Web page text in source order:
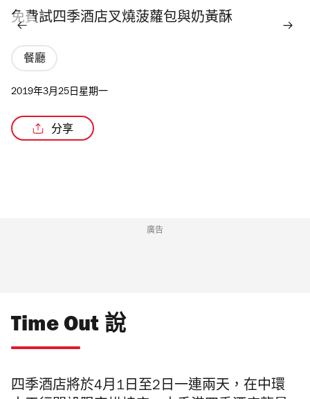
免費試四季酒店叉燒菠蘿包與奶黃酥
餐廳
2019年3月25日星期一
分享
廣告
Time Out 說
四季酒店將於4月 1日至2 日一連兩天 ， 在中環